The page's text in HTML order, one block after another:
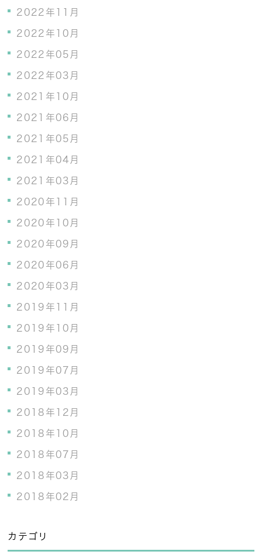
2022年11月
2022年10月
2022年05月
2022年03月
2021年10月
2021年06月
2021年05月
2021年04月
2021年03月
2020年11月
2020年10月
2020年09月
2020年06月
2020年03月
2019年11月
2019年10月
2019年09月
2019年07月
2019年03月
2018年12月
2018年10月
2018年07月
2018年03月
2018年02月
カテゴリ